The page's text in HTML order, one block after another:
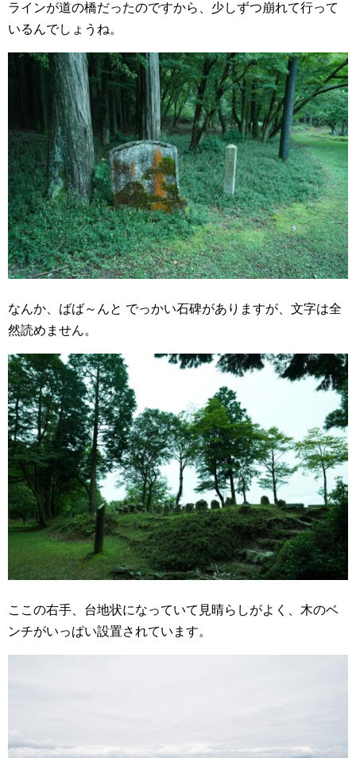
ラインが道の橋だったのですから、少しずつ崩れて行って
いるんでしょうね。
なんか、ばば～んと でっかい石碑がありますが、文字は全
然読めません。
ここの右手、台地状になっていて見晴らしがよく、木のベ
ンチがいっぱい設置されています。